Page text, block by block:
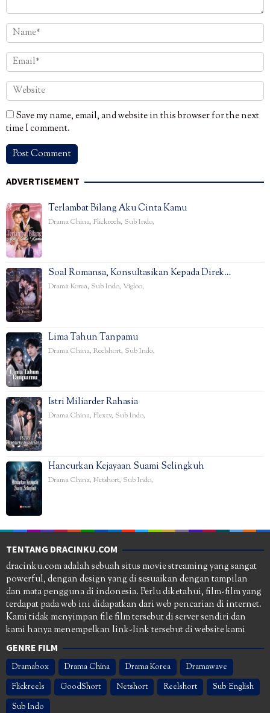
Save my name, email, and website in this browser for the next
time I comment.
ADVERTISEMENT
Terlambat Bilang Aku Cinta Kamu
Drama China, Flickreels, Sub Indo,
Soal Romansa, Konsultasikan Kepada Direk…
Drama Korea, Sub Indo, Vigloo,
Lima Tahun Tanpamu
Drama China, Reelshort, Sub Indo,
Istri Miliarder Rahasia
Drama China, Flextv, Sub Indo,
Hancurkan Kejayaan Suami Selingkuh
Drama China, Netshort, Sub Indo,
TENTANG DRACINKU.COM
dracinku.com adalah sebuah situs movie streaming yang sangat
powerful, dengan design yang di sesuaikan dengan tampilan
dan mata pengguna di indonesia. Perlu diketahui, film-film yang
terdapat pada web ini didapatkan dari web pencarian di internet.
Kami tidak menyimpan file film tersebut di server sendiri dan
kami hanya menempelkan link-link tersebut di website kami
GENRE FILM
Dramabox Drama China Drama Korea
Dramawave
Flickreels
GoodShort Netshort Reelshort
Sub English
Sub Indo